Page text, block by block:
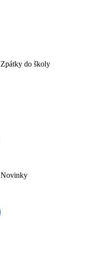
Zpátky do školy
Novinky